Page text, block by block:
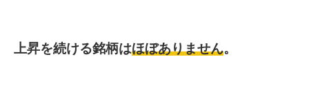
上昇を続ける銘柄はほぼありません。